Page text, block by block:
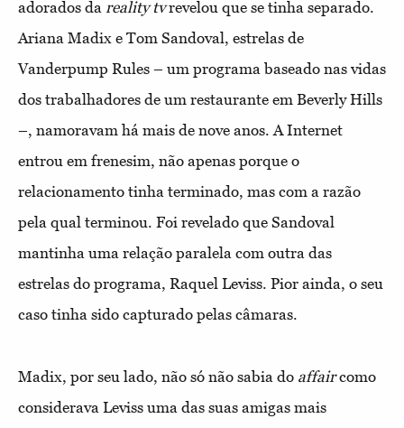
adorados da reality tvrevelou que se tinha separado.
Ariana Madix e Tom Sandoval, estrelas de
Vanderpump Rules – um programa baseado nas vidas
dos trabalhadores de um restaurante em Beverly Hills
–, namoravam há mais de nove anos. A Internet
entrou em frenesim, não apenas porque o
relacionamento tinha terminado, mas com a razão
pela qual terminou. Foi revelado que Sandoval
mantinha uma relação paralela com outra das
estrelas do programa, Raquel Leviss. Pior ainda, o seu
caso tinha sido capturado pelas câmaras.
Madix, por seu lado, não só não sabia do affaircomo
considerava Leviss uma das suas amigas mais